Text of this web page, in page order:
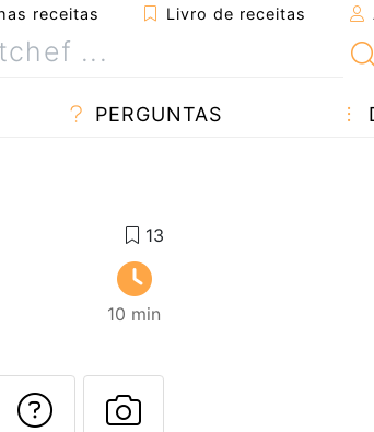
receitas Livro de receitas
PERGUNTAS
10 min
receita a um amigo
esta página
Falar com o autor